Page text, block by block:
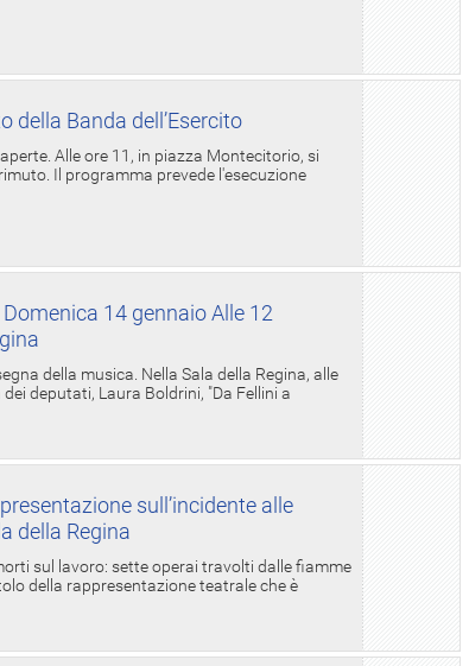
della Banda dell’Esercito
Alle ore 11, in piazza Montecitorio, si
Il programma prevede l'esecuzione
14 gennaio Alle 12
della musica. Nella Sala della Regina, alle
deputati, Laura Boldrini, "Da Fellini a
sull’incidente alle
della Regina
sul lavoro: sette operai travolti dalle fiamme
della rappresentazione teatrale che è